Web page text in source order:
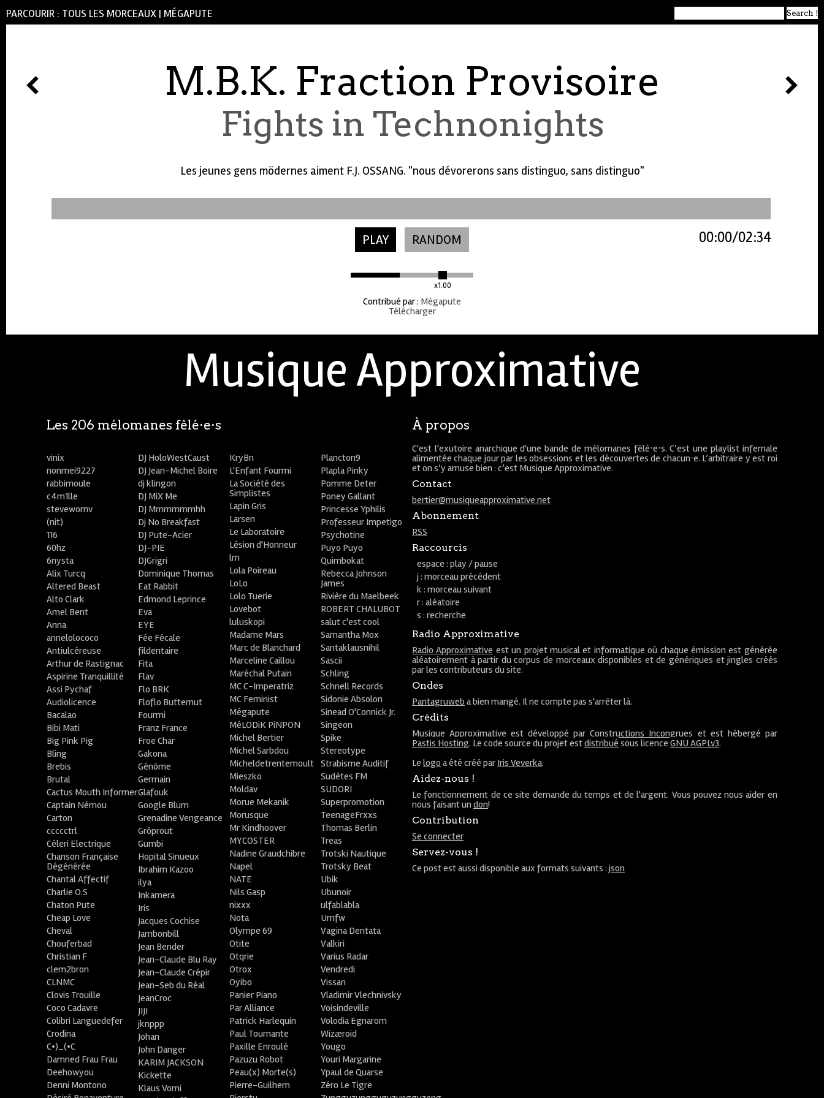
PARCOURIR : TOUS LES MORCEAUX | MÉGAPUTE
M.B.K. Fraction Provisoire
Fights in Technonights
Les jeunes gens mödernes aiment F.J. OSSANG. "nous dévorerons sans distinguo, sans distinguo"
PLAY RANDOM
x1.00
02:34
00:00
Contribué par: Mégapute
Télécharger
Musique Approximative
À propos
C'est l'exutoire anarchique d'une bande de mélomanes fêlé⋅e⋅s. C’est une playlist infernale
alimentée chaque jour par les obsessions et les découvertes de chacun⋅e. L’arbitraire y est roi
et on s’y amuse bien : c’est Musique Approximative.
Contact
bertier@musiqueapproximative.net
Abonnement
RSS
Raccourcis
espace : play / pause
j : morceau précédent
k : morceau suivant
r : aléatoire
s : recherche
Radio Approximative
Radio Approximative est un projet musical et informatique où chaque émission est générée
aléatoirement à partir du corpus de morceaux disponibles et de génériques et jingles créés
par les contributeurs du site.
Ondes
Pantagruweb a bien mangé. Il ne compte pas s'arrêter là.
Crédits
Musique Approximative est développé parConstructions Incongrues et est hébergé par
Pastis Hosting. Le code source du projet estdistribué sous licence GNU AGPLv3.
Le logo a été créé par Iris Veverka.
Aidez-nous !
Le fonctionnement de ce site demande du temps et de l'argent. Vous pouvez nous aider en
nous faisant undon!
Contribution
Se connecter
Servez-vous !
Ce post est aussi disponible aux formats suivants : json
Les 206 mélomanes fêlé⋅e⋅s
vinix
nonmei9227
rabbimoule
c4m1lle
stevewornv
(nit)
116
60hz
6nysta
Alix Turcq
Altered Beast
Alto Clark
Amel Bent
Anna
annelolococo
Antiulcéreuse
Arthur de Rastignac
Aspirine Tranquillité
Assi Pychaf
Audiolicence
Bacalao
Bibi Mati
Big Pink Pig
Bling
Brebis
Brutal
Cactus Mouth Informer
Captain Némou
Carton
ccccctrl
Céleri Electrique
Chanson Française
Dégénérée
Chantal Affectif
Charlie O.S
Chaton Pute
Cheap Love
Cheval
Chouferbad
Christian F
clem2bron
CLNMC
Clovis Trouille
Coco Cadavre
Colibri Languedefer
Crodina
C•)_(•C
Damned Frau Frau
Deehowyou
Denni Montono
DJ HoloWestCaust
DJ Jean-Michel Boire
dj klingon
DJ MiX Me
DJ Mmmmmmhh
Dj No Breakfast
DJ Pute-Acier
DJ-PIE
DJGrigri
Dominique Thomas
Eat Rabbit
Edmond Leprince
Eva
EYE
Fée Fécale
fildentaire
Fita
Flav
Flo BRK
Floflo Butternut
Fourmi
Franz France
Froe Char
Gakona
Génôme
Germain
Glafouk
Google Blum
Grenadine Vengeance
Grôprout
Gumbi
Hopital Sinueux
Ibrahim Kazoo
ilya
Inkamera
Iris
Jacques Cochise
Jambonbill
Jean Bender
Jean-Claude Blu Ray
Jean-Claude Crépir
Jean-Seb du Réal
JeanCroc
JIJI
jknppp
Johan
John Danger
KARIM JACKSON
Kickette
Klaus Vomi
KryBn
L'Enfant Fourmi
La Société des
Simplistes
Lapin Gris
Larsen
Le Laboratoire
Lésion d'Honneur
lm
Lola Poireau
LoLo
Lolo Tuerie
Lovebot
luluskopi
Madame Mars
Marc de Blanchard
Marceline Caillou
Maréchal Putain
MC C-Imperatriz
MC Feminist
Mégapute
MéLODiK PiNPON
Michel Bertier
Michel Sarbdou
Micheldetrentemoult
Mieszko
Moldav
Morue Mekanik
Morusque
Mr Kindhoover
MYCOSTER
Nadine Graudchibre
Napel
NATE
Nils Gasp
nixxx
Nota
Olympe 69
Otite
Otqrie
Otrox
Oyibo
Panier Piano
Par Alliance
Patrick Harlequin
Paul Tournante
Paxille Enroulé
Pazuzu Robot
Peau(x) Morte(s)
Pierre-Guilhem
Plancton9
Plapla Pinky
Pomme Deter
Poney Gallant
Princesse Yphilis
Professeur Impetigo
Psychotine
Puyo Puyo
Quimbokat
Rebecca Johnson
James
Rivière du Maelbeek
ROBERT CHALUBOT
salut c'est cool
Samantha Mox
Santaklausnihil
Sascii
Schling
Schnell Records
Sidonie Absolon
Sinead O'Connick Jr.
Singeon
Spike
Stereotype
Strabisme Auditif
Sudètes FM
SUDORI
Superpromotion
TeenageFrxxs
Thomas Berlin
Treas
Trotski Nautique
Trotsky Beat
Ubik
Ubunoir
ulfablabla
Umfw
Vagina Dentata
Valkiri
Varius Radar
Vendredi
Vissan
Vladimir Vlechnivsky
Voisindeville
Volodia Egnarom
Wizæroid
Yougo
Youri Margarine
Ypaul de Quarse
Zéro Le Tigre